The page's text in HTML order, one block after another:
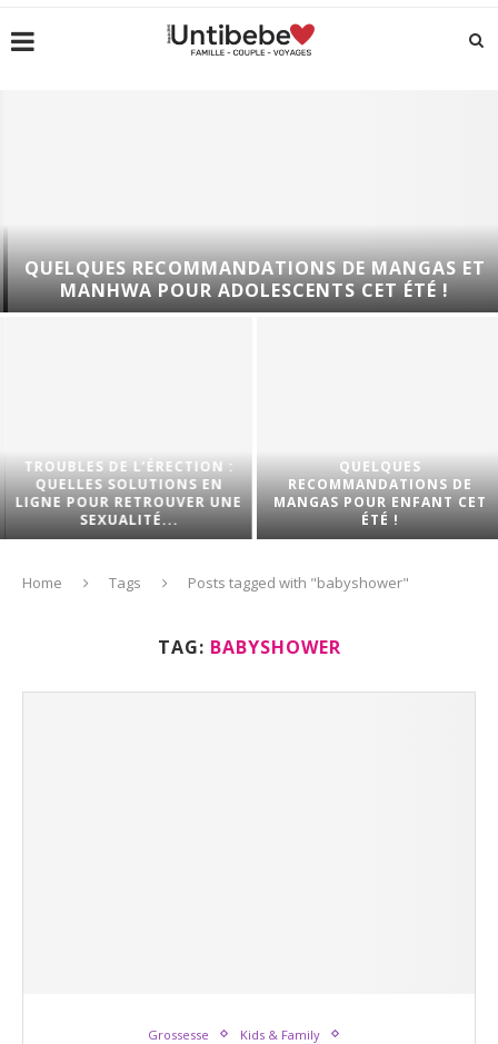
QUELQUES RECOMMANDATIONS DE MANGAS ET
MANHWA POUR ADOLESCENTS CET ÉTÉ !
TROUBLES DE L’ÉRECTION :
QUELLES SOLUTIONS EN
LIGNE POUR RETROUVER UNE
SEXUALITÉ...
QUELQUES
RECOMMANDATIONS DE
MANGAS POUR ENFANT CET
ÉTÉ !
Home Tags Posts tagged with "babyshower"
TAG: BABYSHOWER
Grossesse
Kids & Family